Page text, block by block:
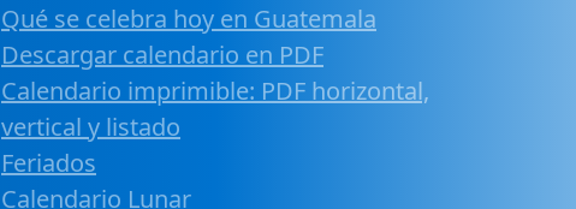
Qué se celebra hoy en Guatemala
Descargar calendario en PDF
Calendario imprimible: PDF horizontal,
vertical y listado
Feriados
Calendario Lunar